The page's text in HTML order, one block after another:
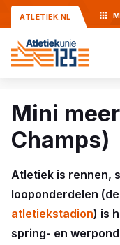
ATLETIEK.NL
Mini
Champs)
Atletiek is rennen,
looponderdelen (de
atletiekstadion) is
spring- en